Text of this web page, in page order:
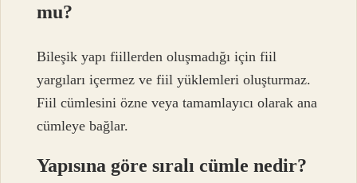
mu?
Bileşik yapı fiillerden oluşmadığı için fiil
yargıları içermez ve fiil yüklemleri oluşturmaz.
Fiil cümlesini özne veya tamamlayıcı olarak ana
cümleye bağlar.
Yapısına göre sıralı cümle nedir?